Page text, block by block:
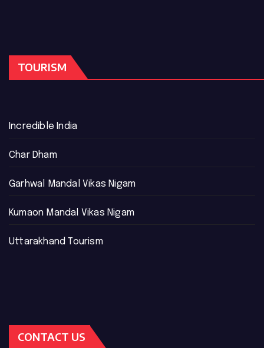
TOURISM
Incredible India
Char Dham
Garhwal Mandal Vikas Nigam
Kumaon Mandal Vikas Nigam
Uttarakhand Tourism
CONTACT US